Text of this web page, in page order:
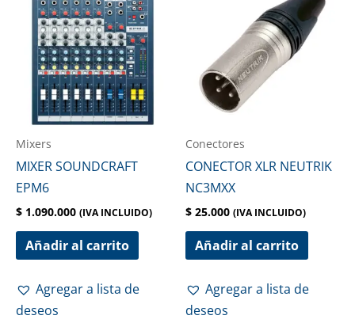
Mixers
MIXER SOUNDCRAFT
EPM6
$ 1.090.000 (IVA INCLUIDO)
Añadir al carrito
Agregar a lista de
deseos
Conectores
CONECTOR XLR NEUTRIK
NC3MXX
$ 25.000 (IVA INCLUIDO)
Añadir al carrito
Agregar a lista de
deseos